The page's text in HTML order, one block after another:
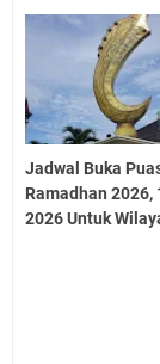
Jadwal Buka
Ramadhan 2026,
2026 Untuk